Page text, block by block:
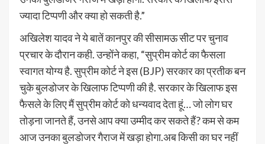
ज्यादा टिप्पणी और क्या हो सकती है.”
अखिलेश यादव ने ये बातें कानपुर की सीसामऊ सीट पर चुनाव
प्रचार के दौरान कही. उन्होंने कहा, “सुप्रीम कोर्ट का फैसला
स्वागत योग्य है. सुप्रीम कोर्ट ने इस (BJP) सरकार का प्रतीक बन
चुके बुलडोजर के खिलाफ टिप्पणी की है. सरकार के खिलाफ इस
फैसले के लिए मैं सुप्रीम कोर्ट को धन्यवाद देता हूं… जो लोग घर
तोड़ना जानते हैं, उनसे आप क्या उम्मीद कर सकते हैं? कम से कम
आज उनका बुलडोजर गैराज में खड़ा होगा.अब किसी का घर नहीं